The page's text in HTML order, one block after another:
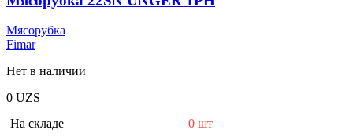
Мясорубка
Fimar
Нет в наличии
0 UZS
На складе
0 шт